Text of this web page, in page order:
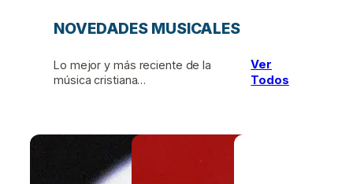
NOVEDADES MUSICALES
Lo mejor y más reciente de la
música cristiana…
Ver
Todos